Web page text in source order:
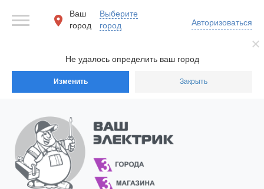
Не удалось определить ваш город
Изменить Закрыть
Ваш
город
Выберите
город
Авторизоваться